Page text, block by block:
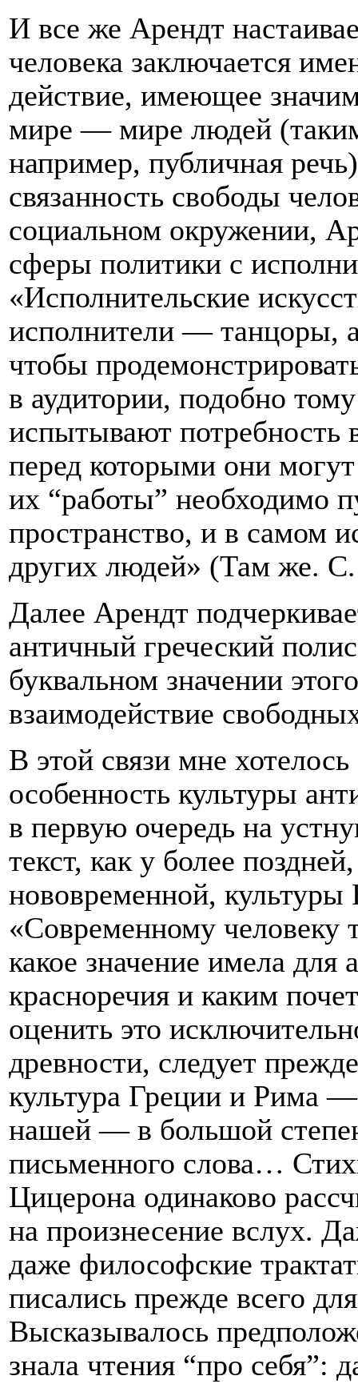
И все же Арендт
человека заключается
действие, имеющее
мире — мире людей
например, публичная
связанность свободы
социальном окружении,
сферы политики с
«Исполнительские
исполнители — танцоры,
чтобы
в аудитории, подобно
испытывают потребность
перед которыми они
их “работы” необходимо
пространство, и в самом
других людей» (Там же.
Далее Арендт
античный греческий
буквальном значении
взаимодействие
В этой связи мне
особенность культуры
в первую очередь на
текст, как у более
нововременной,
«Современному человеку
какое значение имела для
красноречия и каким
оценить это
древности, следует
культура Греции и Рима
нашей — в большой
письменного слова…
Цицерона одинаково
на произнесение вслух.
даже философские
писались прежде всего
Высказывалось
знала чтения “про себя”: